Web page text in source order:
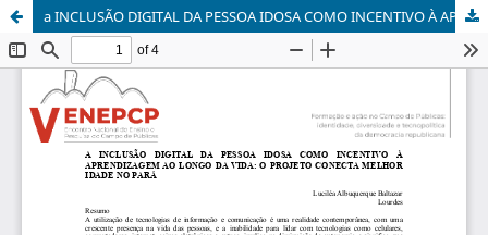
a INCLUSÃO DIGITAL DA PESSOA IDOSA COMO INCENTIVO À APRENDIZAGEM AO LONGO DA VIDA: O PROJETO CONECTA MELHOR IDADE NO PARÁ